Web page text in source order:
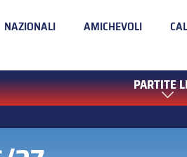
NAZIONALI AMICHEVOLI
PARTITE